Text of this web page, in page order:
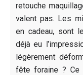
retouche
valent pas. Les
en cadeau, sont
déjà eu
légèrement
fête foraine ? Ce